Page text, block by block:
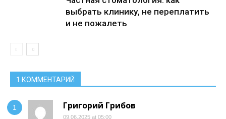
выбрать клинику, не переплатить
и не пожалеть
1 КОММЕНТАРИЙ
Григорий Грибов
09.06.2025 at 05:00